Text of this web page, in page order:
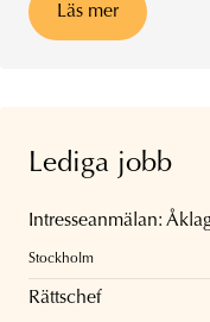
Läs mer
Lediga jobb
Intresseanmälan:
Stockholm
Rättschef